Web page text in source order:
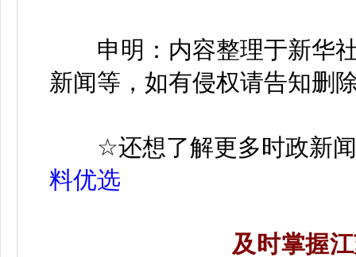
申明：内容整理于新华社
新闻等，如有侵权请告知删
☆还想了解更多时政新
料优选
及时掌握